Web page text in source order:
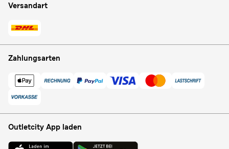
Versandart
Zahlungsarten
Outletcity App laden